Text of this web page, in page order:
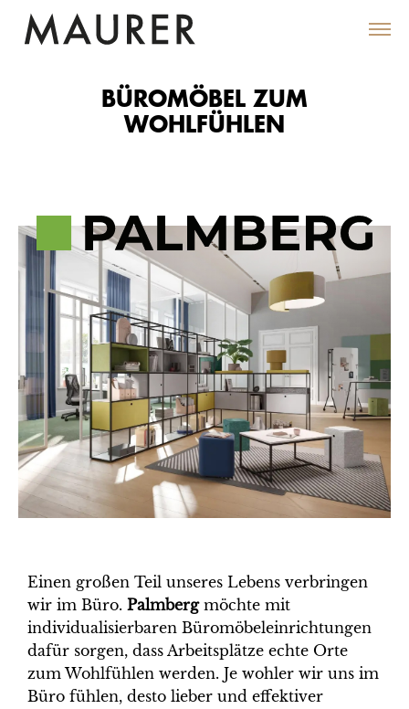
BÜROMÖBEL ZUM
WOHLFÜHLEN
Einen großen Teil unseres Lebens ver­brin­gen
wir im Büro. Palmbergmöchte mit
individualisierbaren Büromöbel­einrichtungen
dafür sorgen, dass Arbeits­plätze echte Orte
zum Wohlfühlen wer­den. Je wohler wir uns im
Büro fühlen, desto lieber und effektiver